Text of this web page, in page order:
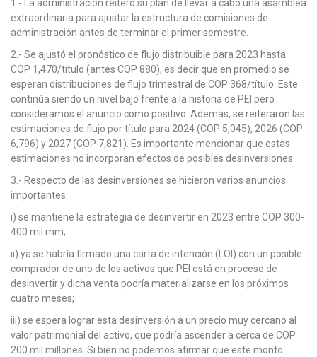
1.- La administración reiteró su plan de llevar a cabo una asamblea
extraordinaria para ajustar la estructura de comisiones de
administración antes de terminar el primer semestre.
2.- Se ajustó el pronóstico de flujo distribuible para 2023 hasta
COP 1,470/título (antes COP 880), es decir que en promedio se
esperan distribuciones de flujo trimestral de COP 368/título. Este
continúa siendo un nivel bajo frente a la historia de PEI pero
consideramos el anuncio como positivo. Además, se reiteraron las
estimaciones de flujo por título para 2024 (COP 5,045), 2026 (COP
6,796) y 2027 (COP 7,821). Es importante mencionar que estas
estimaciones no incorporan efectos de posibles desinversiones.
3.- Respecto de las desinversiones se hicieron varios anuncios
importantes:
i) se mantiene la estrategia de desinvertir en 2023 entre COP 300-
400 mil mm;
ii) ya se habría firmado una carta de intención (LOI) con un posible
comprador de uno de los activos que PEI está en proceso de
desinvertir y dicha venta podría materializarse en los próximos
cuatro meses;
iii) se espera lograr esta desinversión a un precio muy cercano al
valor patrimonial del activo, que podría ascender a cerca de COP
200 mil millones. Si bien no podemos afirmar que este monto